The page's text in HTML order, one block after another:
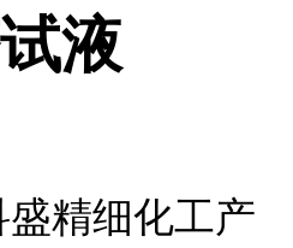
液
精细化工产